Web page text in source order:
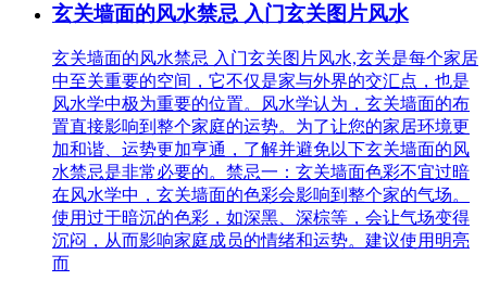
玄关墙面的风水禁忌 入门玄关图片风水
玄关墙面的风水禁忌 入门玄关图片风水,玄关是每个家居
中至关重要的空间，它不仅是家与外界的交汇点，也是
风水学中极为重要的位置。风水学认为，玄关墙面的布
置直接影响到整个家庭的运势。为了让您的家居环境更
加和谐、运势更加亨通，了解并避免以下玄关墙面的风
水禁忌是非常必要的。禁忌一：玄关墙面色彩不宜过暗
在风水学中，玄关墙面的色彩会影响到整个家的气场。
使用过于暗沉的色彩，如深黑、深棕等，会让气场变得
沉闷，从而影响家庭成员的情绪和运势。建议使用明亮
而